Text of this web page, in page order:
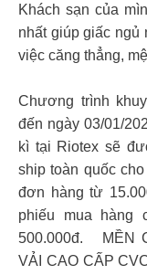
Khách sạn của
nhất giúp giấc ngủ
việc căng thẳng,
Chương trình
đến ngày 03/01/
kì tại Riotex sẽ
ship toàn quốc
đơn hàng từ
phiếu mua hàng
500.000đ. MỀN
VẢI CAO CẤP